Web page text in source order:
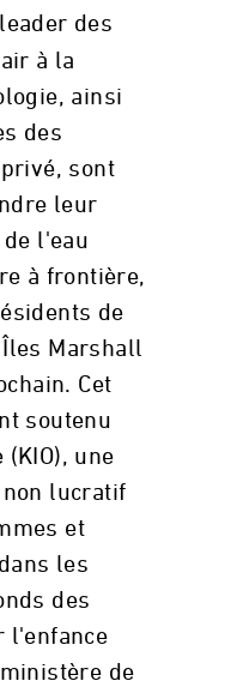
des
à la
ainsi
des
sont
leur
l'eau
à frontière,
de
Marshall
Cet
soutenu
(KIO), une
lucratif
et
les
des
l'enfance
de